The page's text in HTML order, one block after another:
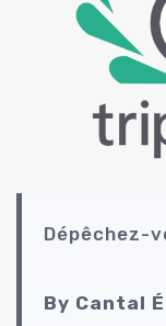
Dépêchez-
By Cantal